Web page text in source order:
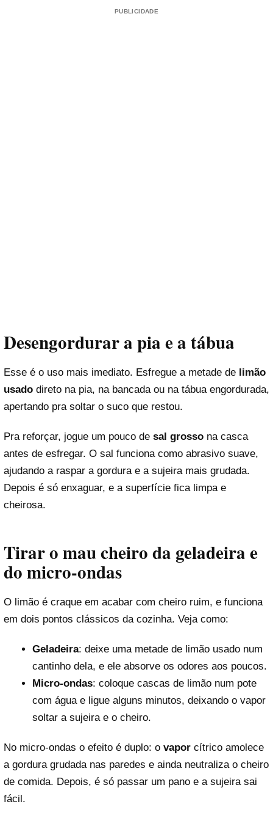
PUBLICIDADE
Desengordurar a pia e a tábua
Esse é o uso mais imediato. Esfregue a metade de limão
usado direto na pia, na bancada ou na tábua engordurada,
apertando pra soltar o suco que restou.
Pra reforçar, jogue um pouco de sal grosso na casca
antes de esfregar. O sal funciona como abrasivo suave,
ajudando a raspar a gordura e a sujeira mais grudada.
Depois é só enxaguar, e a superfície fica limpa e
cheirosa.
Tirar o mau cheiro da geladeira e
do micro-ondas
O limão é craque em acabar com cheiro ruim, e funciona
em dois pontos clássicos da cozinha. Veja como:
Geladeira: deixe uma metade de limão usado num
cantinho dela, e ele absorve os odores aos poucos.
Micro-ondas: coloque cascas de limão num pote
com água e ligue alguns minutos, deixando o vapor
soltar a sujeira e o cheiro.
No micro-ondas o efeito é duplo: o vapor cítrico amolece
a gordura grudada nas paredes e ainda neutraliza o cheiro
de comida. Depois, é só passar um pano e a sujeira sai
fácil.